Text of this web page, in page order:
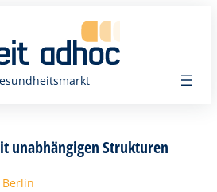
unabhängigen Strukturen
Berlin